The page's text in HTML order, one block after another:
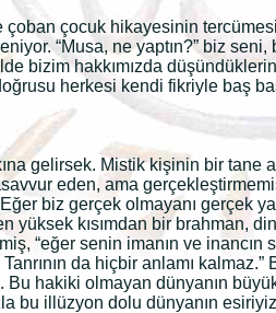
çoban çocuk hikayesinin
“Musa, ne yaptın?” biz
bizim hakkımızda
herkesi kendi fikriyle baş
gelirsek. Mistik kişinin bir tane
eden, ama
biz gerçek olmayanı gerçek
yüksek kısımdan bir brahman,
“eğer senin imanın ve
da hiçbir anlamı
hakiki olmayan dünyanın
bu illüzyon dolu dünyanın